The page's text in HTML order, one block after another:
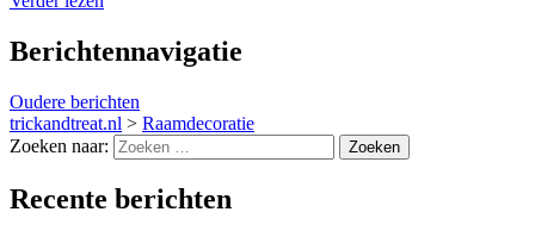
Berichtennavigatie
Oudere berichten
trickandtreat.nl > Raamdecoratie
Zoeken naar:
Recente berichten